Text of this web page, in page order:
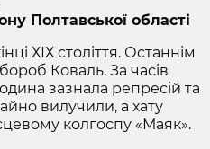
Полтавської області
ХІХ століття. Останнім
Коваль. За часів
зазнала репресій та
вилучили, а хату
колгоспу «Маяк».